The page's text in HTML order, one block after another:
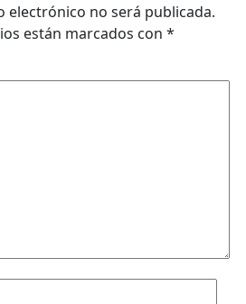
electrónico no será publicada.
están marcados con *